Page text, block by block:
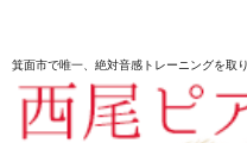
箕面市で唯一、絶対音感トレーニングを取